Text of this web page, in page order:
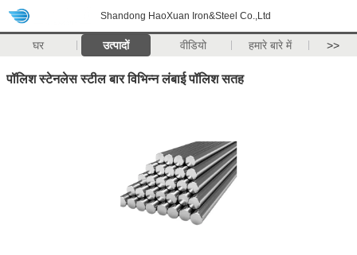
Shandong HaoXuan Iron&Steel Co.,Ltd
घर उत्पादों वीडियो हमारे बारे में >>
पॉलिश स्टेनलेस स्टील बार विभिन्न लंबाई पॉलिश सतह